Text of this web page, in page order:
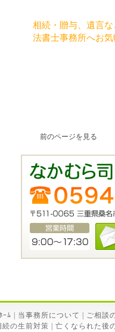
相続・贈与、遺言
法書士事務所へお
前のページを見る
ﾑ 当事務所について
ご相談
続の生前対策
亡くなられた後